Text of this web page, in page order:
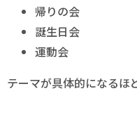
帰りの会
誕生日会
運動会
テーマが具体的になるほ